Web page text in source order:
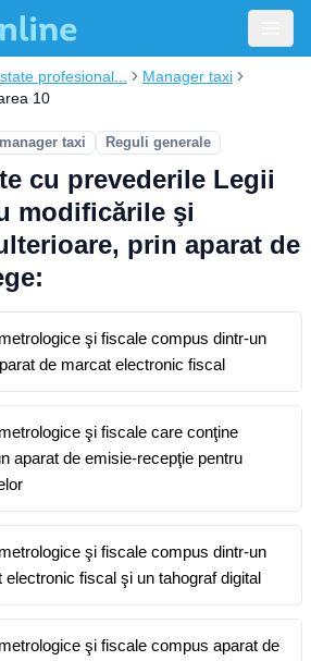
profesional...
Manager taxi
10
taxi Reguli generale
cu prevederile Legii
modificările şi
prin aparat de
şi fiscale compus dintr-un
de marcat electronic fiscal
şi fiscale care conţine
aparat de emisie-recepţie pentru
şi fiscale compus dintr-un
electronic fiscal şi un tahograf digital
şi fiscale compus aparat de